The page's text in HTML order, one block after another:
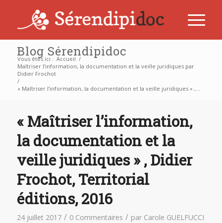
Blog Sérendipidoc
Vous êtes ici : Accueil /
Maîtriser l’information, la documentation et la veille juridiques par
Didier Frochot
/
« Maîtriser l’information, la documentation et la veille juridiques » ,...
« Maîtriser l’information,
la documentation et la
veille juridiques » , Didier
Frochot, Territorial
éditions, 2016
24 juillet 2017 / 0 Commentaires / par Carole GUELFUCCI